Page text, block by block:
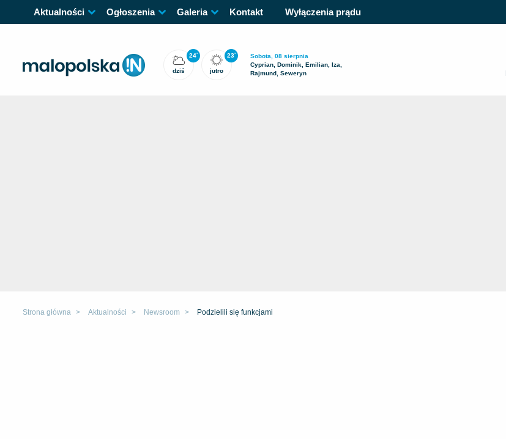
Aktualności Ogłoszenia Galeria Kontakt Wyłączenia prądu
24°
dziś
23°
jutro
Sobota, 08 sierpnia
Cyprian, Dominik, Emilian, Iza,
Rajmund, Seweryn
Strona główna Aktualności Newsroom Podzielili się funkcjami